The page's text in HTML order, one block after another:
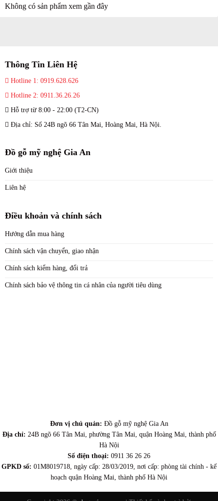
Không có sản phẩm xem gần đây
Thông Tin Liên Hệ
Hotline 1: 0919.628.626
Hotline 2: 0911.36.26.26
Hỗ trợ từ 8:00 - 22:00 (T2-CN)
Địa chỉ: Số 24B ngõ 66 Tân Mai, Hoàng Mai, Hà Nội.
Đồ gỗ mỹ nghệ Gia An
Giới thiệu
Liên hệ
Điều khoản và chính sách
Hướng dẫn mua hàng
Chính sách vận chuyển, giao nhận
Chính sách kiểm hàng, đổi trả
Chính sách bảo vệ thông tin cá nhân của người tiêu dùng
Đơn vị chủ quản: Đồ gỗ mỹ nghệ Gia An
Địa chỉ: 24B ngõ 66 Tân Mai, phường Tân Mai, quận Hoàng Mai, thành phố
Hà Nội
Số điện thoại: 0911 36 26 26
GPKD số: 01M8019718, ngày cấp: 28/03/2019, nơi cấp: phòng tài chính - kế
hoạch quận Hoàng Mai, thành phố Hà Nội